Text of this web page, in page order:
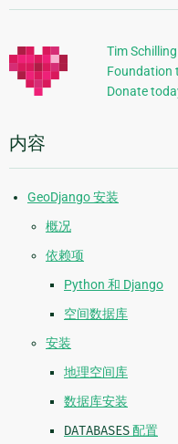
加
信
息
Tim
Foundation
Donate
内容
GeoDjango 安装
概况
依赖项
Python 和 Django
空间数据库
安装
地理空间库
数据库安装
DATABASES配置